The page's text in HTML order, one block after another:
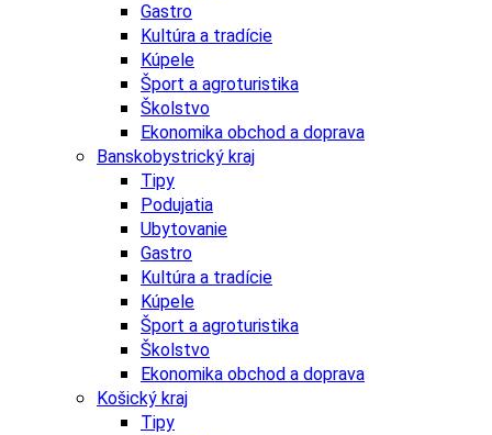
Gastro
Kultúra a tradície
Kúpele
Šport a agroturistika
Školstvo
Ekonomika obchod a doprava
Banskobystrický kraj
Tipy
Podujatia
Ubytovanie
Gastro
Kultúra a tradície
Kúpele
Šport a agroturistika
Školstvo
Ekonomika obchod a doprava
Košický kraj
Tipy